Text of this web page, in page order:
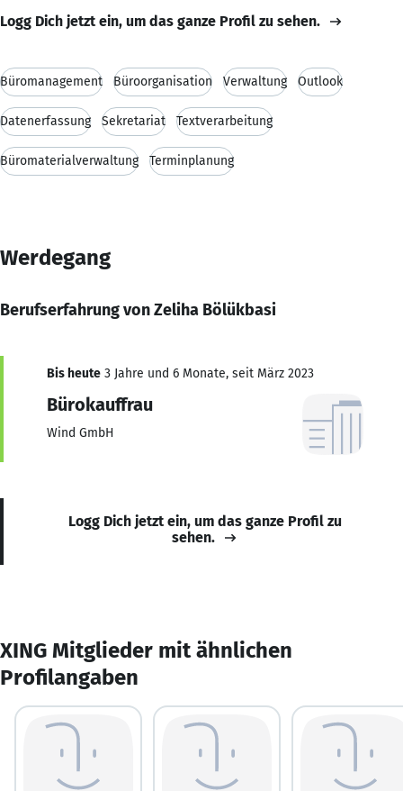
Logg Dich jetzt ein, um das ganze Profil zu sehen.
Büromanagement Büroorganisation Verwaltung Outlook
Datenerfassung Sekretariat Textverarbeitung
Büromaterialverwaltung Terminplanung
Werdegang
Berufserfahrung von Zeliha Bölükbasi
Bis heute 3 Jahre und 6 Monate, seit März 2023
Bürokauffrau
Wind GmbH
Logg Dich jetzt ein, um das ganze Profil zu
sehen.
XING Mitglieder mit ähnlichen
Profilangaben